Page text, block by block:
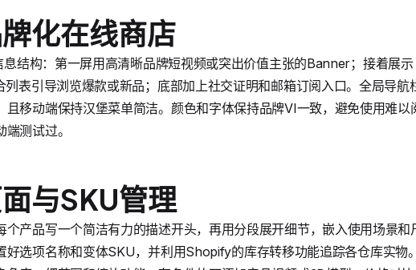
化在线商店
结构：第一屏用高清晰品牌短视频或突出价值主张的Banner；接着展示
表引导浏览爆款或新品；底部加上社交证明和邮箱订阅入口。全局导航
移动端保持汉堡菜单简洁。颜色和字体保持品牌VI一致，避免使用难以
测试过。
与SKU管理
产品写一个简洁有力的描述开头，再用分段展开细节，嵌入使用场景和
选项名称和变体SKU，并利用Shopify的库存转移功能追踪各仓库实物。